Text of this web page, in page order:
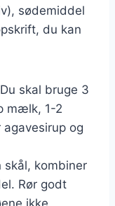
sødemiddel
du kan
skal bruge 3
mælk, 1-2
og
skål, kombiner
Rør godt